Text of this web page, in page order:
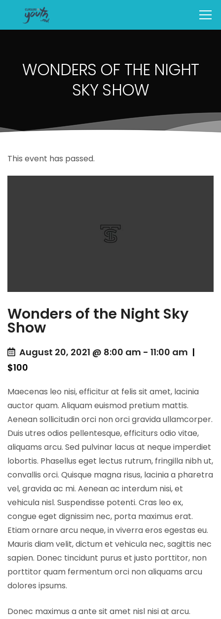
WONDERS OF THE NIGHT
SKY SHOW
This event has passed.
Wonders of the Night Sky
Show
August 20, 2021 @ 8:00 am - 11:00 am |
$100
Maecenas leo nisi, efficitur at felis sit amet, lacinia
auctor quam. Aliquam euismod pretium mattis.
Aenean sollicitudin orci non orci gravida ullamcorper.
Duis utres odios pellentesque, efficiturs odio vitae,
aliquams arcu. Sed pulvinar lacus at neque imperdiet
lobortis. Phasellus eget lectus rutrum, fringilla nibh ut,
convallis orci. Quisque magna risus, lacinia a pharetra
vel, gravida ac mi. Aenean ac interdum nisi, et
vehicula nisl. Suspendisse potenti. Cras leo ex,
congue eget dignissim nec, porta maximus erat.
Etiam ornare arcu neque, in viverra eros egestas eu.
Mauris diam velit, dictum et vehicula nec, sagittis nec
sapien. Donec tincidunt purus et justo porttitor, non
porttitor quam fermentum orci non aliquams arcu
dolores ipsums.
Donec maximus a ante sit amet nisl nisi at arcu.